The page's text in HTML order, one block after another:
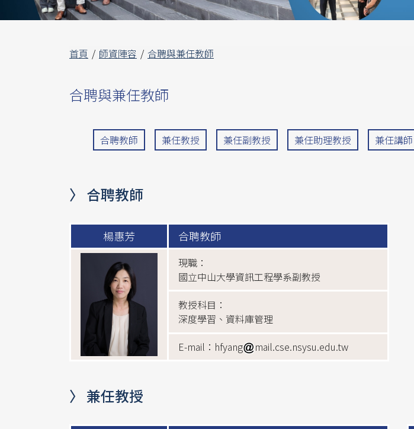
首頁 師資陣容 合聘與兼任教師
合聘與兼任教師
合聘教師 兼任教授 兼任副教授 兼任助理教授 兼任講師
〉 合聘教師
楊惠芳 合聘教師
現職：
國立中山大學資訊工程學系副教授
教授科目：
深度學習、資料庫管理
E-mail：hfyang
mail.cse.nsysu.edu.tw
〉 兼任教授